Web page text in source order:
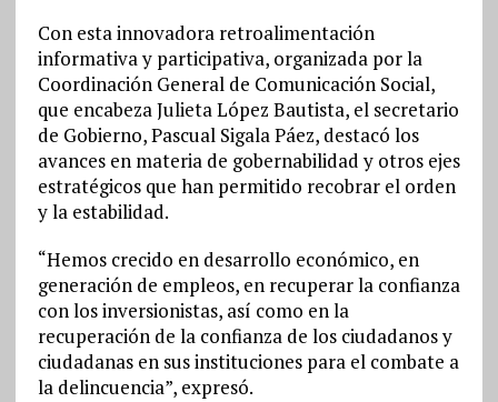
Con esta innovadora retroalimentación
informativa y participativa, organizada por la
Coordinación General de Comunicación Social,
que encabeza Julieta López Bautista, el secretario
de Gobierno, Pascual Sigala Páez, destacó los
avances en materia de gobernabilidad y otros ejes
estratégicos que han permitido recobrar el orden
y la estabilidad.
“Hemos crecido en desarrollo económico, en
generación de empleos, en recuperar la confianza
con los inversionistas, así como en la
recuperación de la confianza de los ciudadanos y
ciudadanas en sus instituciones para el combate a
la delincuencia”, expresó.